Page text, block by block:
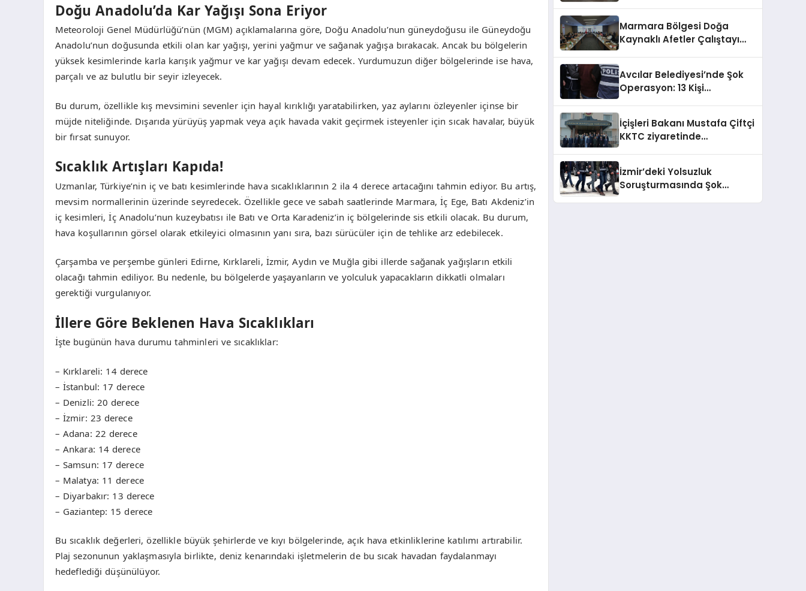
Doğu Anadolu’da Kar Yağışı Sona Eriyor
Meteoroloji Genel Müdürlüğü’nün (MGM) açıklamalarına göre, Doğu Anadolu’nun güneydoğusu ile Güneydoğu
Anadolu’nun doğusunda etkili olan kar yağışı, yerini yağmur ve sağanak yağışa bırakacak. Ancak bu bölgelerin
yüksek kesimlerinde karla karışık yağmur ve kar yağışı devam edecek. Yurdumuzun diğer bölgelerinde ise hava,
parçalı ve az bulutlu bir seyir izleyecek.
Bu durum, özellikle kış mevsimini sevenler için hayal kırıklığı yaratabilirken, yaz aylarını özleyenler içinse bir
müjde niteliğinde. Dışarıda yürüyüş yapmak veya açık havada vakit geçirmek isteyenler için sıcak havalar, büyük
bir fırsat sunuyor.
Sıcaklık Artışları Kapıda!
Uzmanlar, Türkiye’nin iç ve batı kesimlerinde hava sıcaklıklarının 2 ila 4 derece artacağını tahmin ediyor. Bu artış,
mevsim normallerinin üzerinde seyredecek. Özellikle gece ve sabah saatlerinde Marmara, İç Ege, Batı Akdeniz’in
iç kesimleri, İç Anadolu’nun kuzeybatısı ile Batı ve Orta Karadeniz’in iç bölgelerinde sis etkili olacak. Bu durum,
hava koşullarının görsel olarak etkileyici olmasının yanı sıra, bazı sürücüler için de tehlike arz edebilecek.
Çarşamba ve perşembe günleri Edirne, Kırklareli, İzmir, Aydın ve Muğla gibi illerde sağanak yağışların etkili
olacağı tahmin ediliyor. Bu nedenle, bu bölgelerde yaşayanların ve yolculuk yapacakların dikkatli olmaları
gerektiği vurgulanıyor.
İllere Göre Beklenen Hava Sıcaklıkları
İşte bugünün hava durumu tahminleri ve sıcaklıklar:
– Kırklareli: 14 derece
– İstanbul: 17 derece
– Denizli: 20 derece
– İzmir: 23 derece
– Adana: 22 derece
– Ankara: 14 derece
– Samsun: 17 derece
– Malatya: 11 derece
– Diyarbakır: 13 derece
– Gaziantep: 15 derece
Bu sıcaklık değerleri, özellikle büyük şehirlerde ve kıyı bölgelerinde, açık hava etkinliklerine katılımı artırabilir.
Plaj sezonunun yaklaşmasıyla birlikte, deniz kenarındaki işletmelerin de bu sıcak havadan faydalanmayı
hedeflediği düşünülüyor.
Marmara Bölgesi Doğa
Kaynaklı Afetler Çalıştayı
Avcılar Belediyesi’nde Şok
Operasyon: 13 Kişi
İçişleri Bakanı Mustafa Çiftçi
KKTC ziyaretinde
İzmir’deki Yolsuzluk
Soruşturmasında Şok